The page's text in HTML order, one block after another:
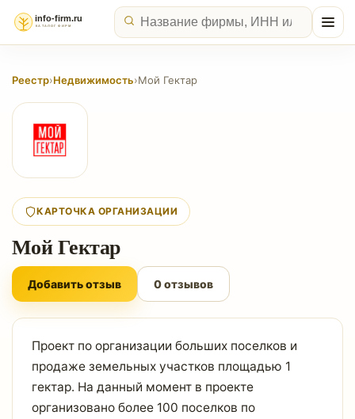
Реестр›Недвижимость›Мой Гектар
КАРТОЧКА ОРГАНИЗАЦИИ
Мой Гектар
Добавить отзыв 0 отзывов
Проект по организации больших поселков и
продаже земельных участков площадью 1
гектар. На данный момент в проекте
организовано более 100 поселков по